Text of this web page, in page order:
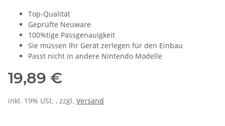
Top-Qualität
Geprüfte Neuware
100%tige Passgenauigkeit
Sie müssen Ihr Gerät zerlegen für den Einbau
Passt nicht in andere Nintendo Modelle
19,89 €
inkl. 19% USt. , zzgl. Versand